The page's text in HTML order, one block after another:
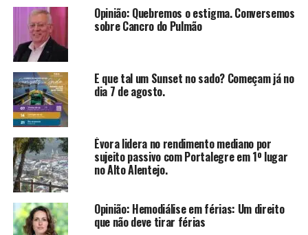
Opinião: Quebremos o estigma. Conversemos
sobre Cancro do Pulmão
E que tal um Sunset no sado? Começam já no
dia 7 de agosto.
Évora lidera no rendimento mediano por
sujeito passivo com Portalegre em 1º lugar
no Alto Alentejo.
Opinião: Hemodiálise em férias: Um direito
que não deve tirar férias